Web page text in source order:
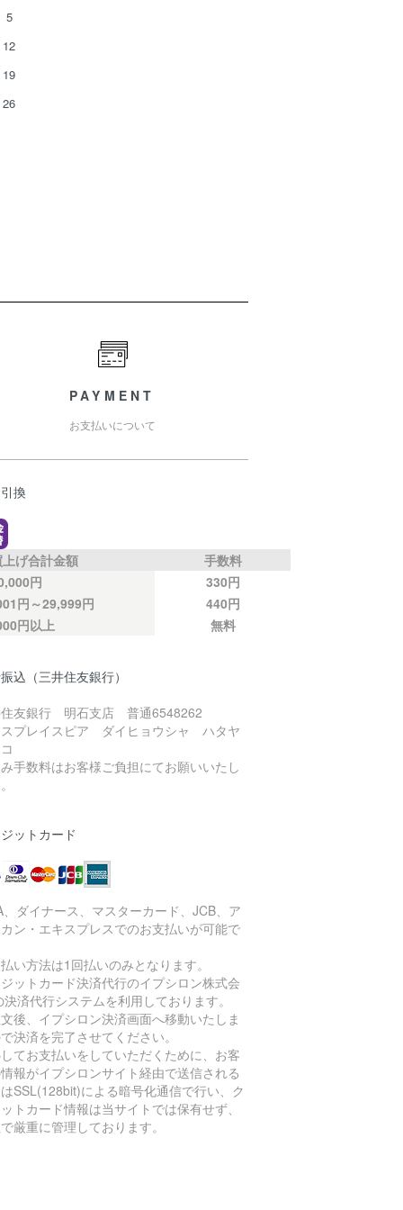
5
12
19
26
PAYMENT
お支払いについて
換
げ合計金額
手数料
円
330円
円～29,999円
440円
円以上
無料
込（三井住友銀行）
住友銀行 明石支店 普通6548262
プレイスピア ダイヒョウシャ ハタヤ
手数料はお客様ご負担にてお願いいたし
ットカード
、ダイナース、マスターカード、JCB、ア
ン・エキスプレスでのお支払いが可能で
い方法は1回払いのみとなります。
ットカード決済代行のイプシロン株式会
決済代行システムを利用しております。
後、イプシロン決済画面へ移動いたしま
決済を完了させてください。
てお支払いをしていただくために、お客
報がイプシロンサイト経由で送信される
SSL(128bit)による暗号化通信で行い、ク
トカード情報は当サイトでは保有せず、
厳重に管理しております。